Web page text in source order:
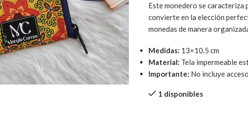
Este monedero se caracteriza
convierte en la elección
monedas de manera
Medidas: 13×10.5 cm
Material: Tela impermeable
Importante: No incluye
1 disponibles